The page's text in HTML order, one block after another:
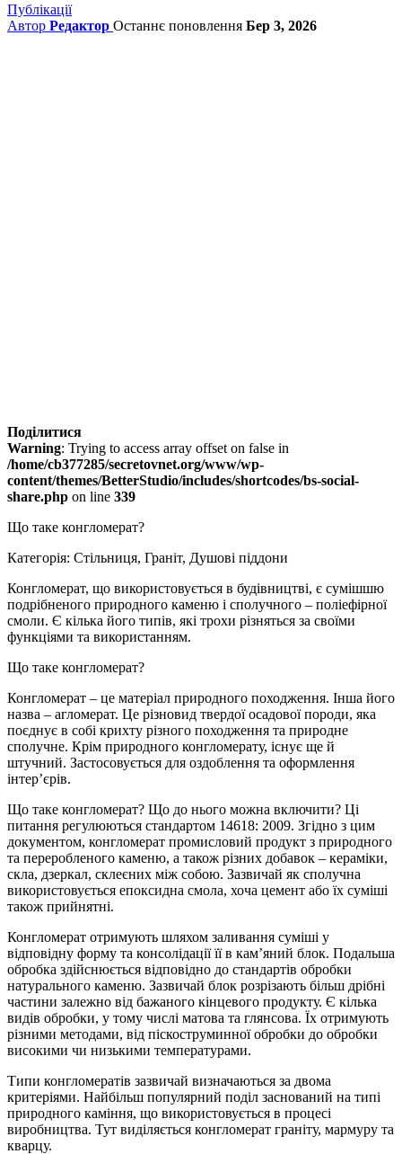
Публікації
Автор Редактор Останнє поновлення Бер 3, 2026
Поділитися
Warning: Trying to access array offset on false in
/home/cb377285/secretovnet.org/www/wp-
content/themes/BetterStudio/includes/shortcodes/bs-social-
share.php on line 339
Що таке конгломерат?
Категорія: Стільниця, Граніт, Душові піддони
Конгломерат, що використовується в будівництві, є сумішшю
подрібненого природного каменю і сполучного – поліефірної
смоли. Є кілька його типів, які трохи різняться за своїми
функціями та використанням.
Що таке конгломерат?
Конгломерат – це матеріал природного походження. Інша його
назва – агломерат. Це різновид твердої осадової породи, яка
поєднує в собі крихту різного походження та природне
сполучне. Крім природного конгломерату, існує ще й
штучний. Застосовується для оздоблення та оформлення
інтер’єрів.
Що таке конгломерат? Що до нього можна включити? Ці
питання регулюються стандартом 14618: 2009. Згідно з цим
документом, конгломерат промисловий продукт з природного
та переробленого каменю, а також різних добавок – кераміки,
скла, дзеркал, склеєних між собою. Зазвичай як сполучна
використовується епоксидна смола, хоча цемент або їх суміші
також прийнятні.
Конгломерат отримують шляхом заливання суміші у
відповідну форму та консолідації її в кам’яний блок. Подальша
обробка здійснюється відповідно до стандартів обробки
натурального каменю. Зазвичай блок розрізають більш дрібні
частини залежно від бажаного кінцевого продукту. Є кілька
видів обробки, у тому числі матова та глянсова. Їх отримують
різними методами, від піскоструминної обробки до обробки
високими чи низькими температурами.
Типи конгломератів зазвичай визначаються за двома
критеріями. Найбільш популярний поділ заснований на типі
природного каміння, що використовується в процесі
виробництва. Тут виділяється конгломерат граніту, мармуру та
кварцу.